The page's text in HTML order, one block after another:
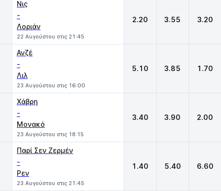
Νις
-
Λοριάν
22 Αυγούστου στις 21:45
2.20 3.55 3.20
Ανζέ
-
Λιλ
23 Αυγούστου στις 16:00
5.10 3.85 1.70
Χάβρη
-
Μονακό
23 Αυγούστου στις 18:15
3.40 3.90 2.00
Παρί Σεν Ζερμέν
-
Ρεν
23 Αυγούστου στις 21:45
1.40 5.40 6.60